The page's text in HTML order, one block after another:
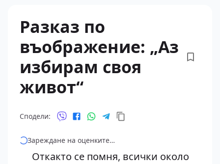
Разказ по
въображение: „Аз
избирам своя
живот“
Сподели:
Зареждане на оценките…
Откакто се помня, всички около